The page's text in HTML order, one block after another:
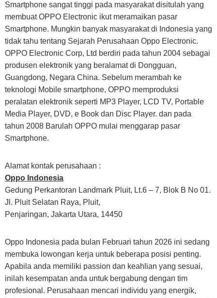
Smartphone sangat tinggi pada masyarakat disitulah yang
membuat OPPO Electronic ikut meramaikan pasar
Smartphone. Mungkin banyak masyarakat di Indonesia yang
tidak tahu tentang Sejarah Perusahaan Oppo Electronic.
OPPO Electronic Corp, Ltd berdiri pada tahun 2004 sebagai
produsen elektronik yang beralamat di Dongguan,
Guangdong, Negara China. Sebelum merambah ke
teknologi Mobile smartphone, OPPO memproduksi
peralatan elektronik seperti MP3 Player, LCD TV, Portable
Media Player, DVD, e Book dan Disc Player. dan pada
tahun 2008 Barulah OPPO mulai menggarap pasar
Smartphone.
Alamat kontak perusahaan :
Oppo Indonesia
Gedung Perkantoran Landmark Pluit, Lt.6 – 7, Blok B No 01.
Jl. Pluit Selatan Raya, Pluit,
Penjaringan, Jakarta Utara, 14450
Oppo Indonesia pada bulan Februari tahun 2026 ini sedang
membuka lowongan kerja untuk beberapa posisi penting.
Apabila anda memiliki passion dan keahlian yang sesuai,
inilah kesempatan anda untuk bergabung dengan tim
profesional. Perusahaan mencari individu yang energik,